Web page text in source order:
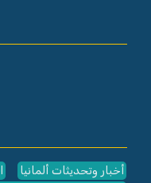
أخبار وتحديثات ألمانيا